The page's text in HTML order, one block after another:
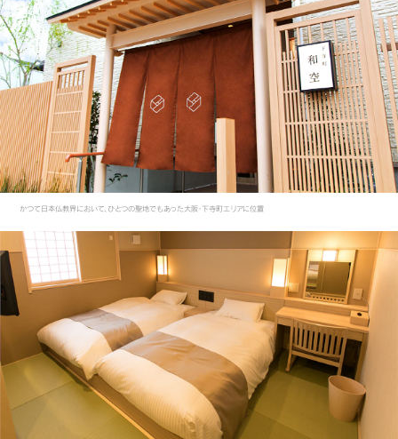
かつて日本仏教界において、ひとつの聖地でもあった大阪・下寺町エリアに位置